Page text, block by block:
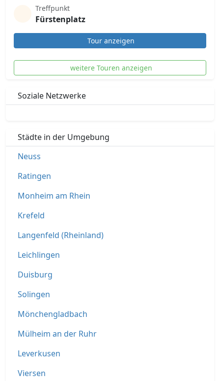
Treffpunkt
Fürstenplatz
Tour anzeigen
weitere Touren anzeigen
Soziale Netzwerke
Städte in der Umgebung
Neuss
Ratingen
Monheim am Rhein
Krefeld
Langenfeld (Rheinland)
Leichlingen
Duisburg
Solingen
Mönchengladbach
Mülheim an der Ruhr
Leverkusen
Viersen